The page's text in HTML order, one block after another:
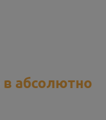
абсолютно